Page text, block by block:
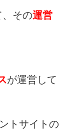
その運営
が運営して
トサイトの